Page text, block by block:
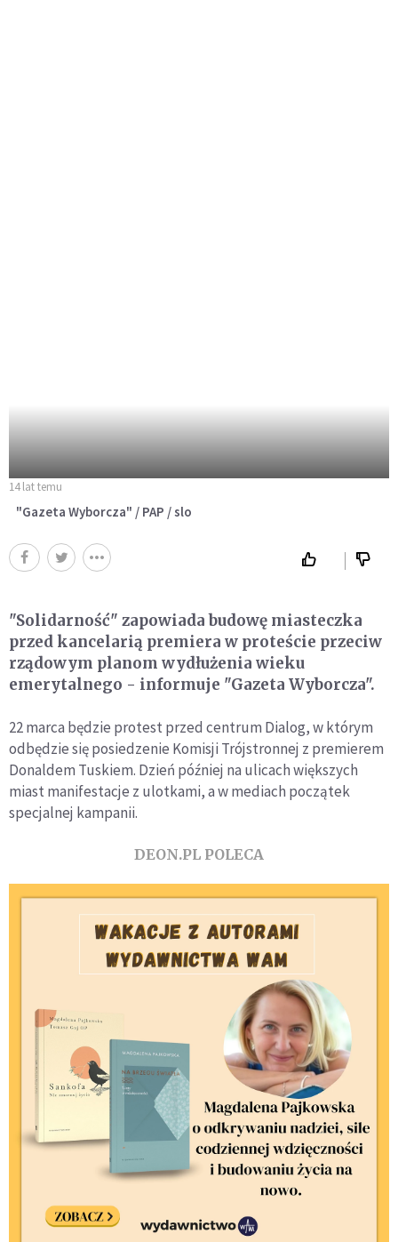
14 lat temu
"Gazeta Wyborcza" / PAP / slo
"Solidarność" zapowiada budowę miasteczka
przed kancelarią premiera w proteście przeciw
rządowym planom wydłużenia wieku
emerytalnego - informuje "Gazeta Wyborcza".
22 marca będzie protest przed centrum Dialog, w którym
odbędzie się posiedzenie Komisji Trójstronnej z premierem
Donaldem Tuskiem. Dzień później na ulicach większych
miast manifestacje z ulotkami, a w mediach początek
specjalnej kampanii.
DEON.PL POLECA